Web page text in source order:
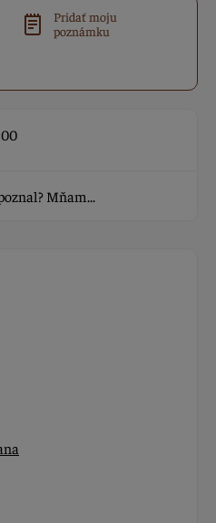
Pridať moju
poznámku
Mňam...